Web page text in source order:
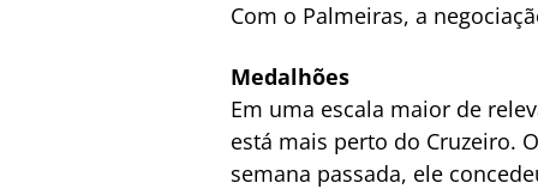
Com o Palmeiras, a
Medalhões
Em uma escala maior de
está mais perto do Cruzeiro.
semana passada, ele